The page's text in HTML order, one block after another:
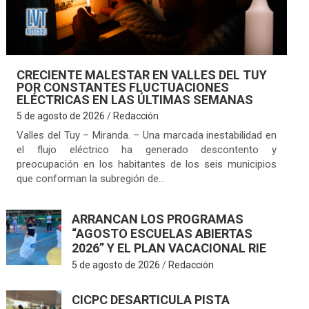
CRECIENTE MALESTAR EN VALLES DEL TUY
POR CONSTANTES FLUCTUACIONES
ELÉCTRICAS EN LAS ÚLTIMAS SEMANAS
5 de agosto de 2026 Redacción
Valles del Tuy – Miranda. – Una marcada inestabilidad en
el flujo eléctrico ha generado descontento y
preocupación en los habitantes de los seis municipios
que conforman la subregión de…
ARRANCAN LOS PROGRAMAS
“AGOSTO ESCUELAS ABIERTAS
2026” Y EL PLAN VACACIONAL RIE
5 de agosto de 2026 Redacción
CICPC DESARTICULA PISTA